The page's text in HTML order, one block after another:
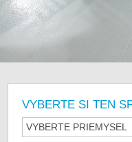
VYBERTE SI TEN
VYBERTE PRIEMYSEL